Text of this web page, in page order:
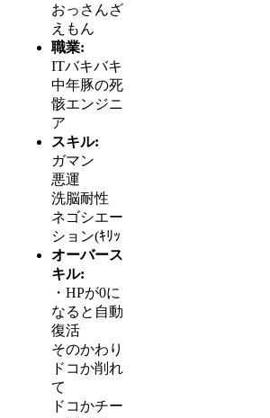
おっさんざ
えもん
職業:
ITバキバキ
中年豚の死
骸エンジニ
ア
スキル:
ガマン
悪運
洗脳耐性
ネゴシエー
ション(ｷﾘｯ
オーバース
キル:
・HPが0に
なると自動
復活
そのかわり
ドコか削れ
て
ドコかチー